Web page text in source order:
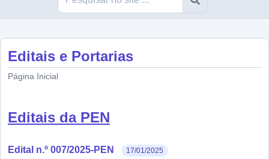
Editais e Portarias
Página Inicial
Editais da PEN
Edital n.º 007/2025-PEN 17/01/2025